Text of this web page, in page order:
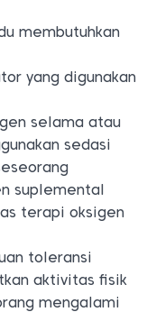
membutuhkan
yang digunakan
selama atau
sedasi
suplemental
terapi oksigen
toleransi
aktivitas fisik
mengalami